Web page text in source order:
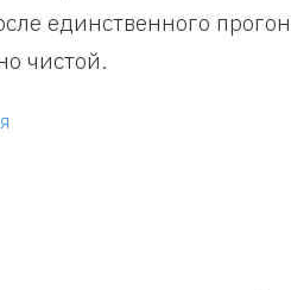
единственного
чистой.